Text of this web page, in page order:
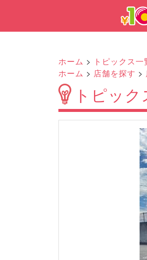
ホーム > トピックス一
ホーム > 店舗を探す >
トピック